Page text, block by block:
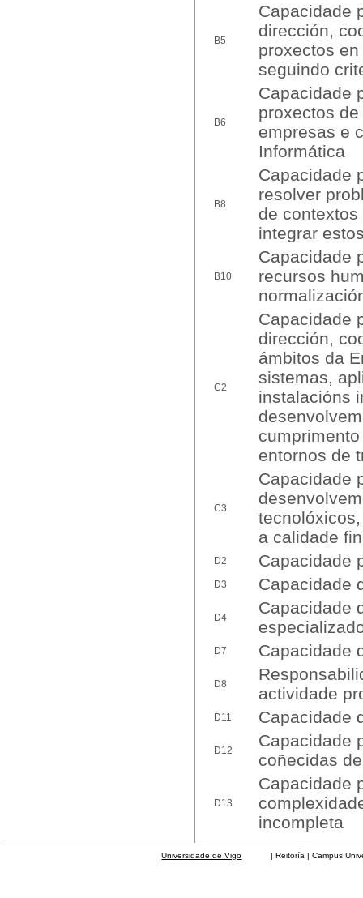
B5
Capacidade
dirección,
proxectos
seguindo
B6
Capacidade
proxectos
empresas e
Informática
B8
Capacidade
resolver
de
integrar
B10
Capacidade
recursos
C2
Capacidade
dirección,
ámbitos da
sistemas,
instalacións
entornos de
C3
Capacidade
a calidade
D2 Capacidade
D3 Capacidade
D4
Capacidade
D7 Capacidade
D8
actividade
D11 Capacidade
D12
Capacidade
coñecidas
D13
Capacidade
incompleta
Universidade de Vigo | Reitoría | Campus